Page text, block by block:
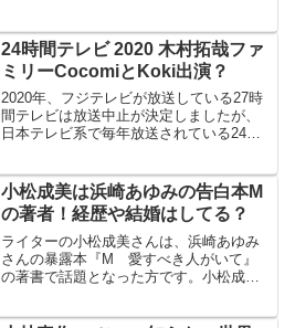
いつからなのか、気になるキャストなど
迫っていきます。主...
24時間テレビ 2020 木村拓哉ファ
ミリーCocomiとKoki出演？
2020年、フジテレビが放送している27時
間テレビは放送中止が決定しましたが、
日本テレビ系で毎年放送されている24時
とＫｏｋｉさんの姉妹出演が計画されて
いると、日刊ゲン...
小松成美は浜崎あゆみの告白本M
の著者！経歴や結婚はしてる？
ライターの小松成美さんは、浜崎あゆみ
さんの暴露本『M 愛すべき人がいて』
の著書で話題となった方です。小松成美